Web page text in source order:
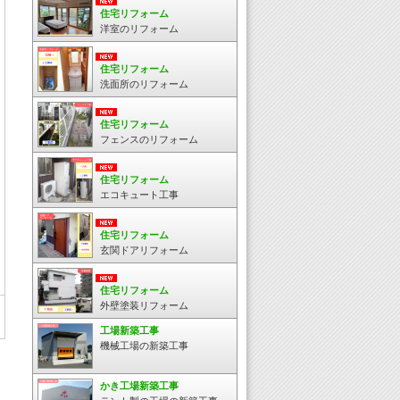
住宅リフォーム
洋室のリフォーム
住宅リフォーム
洗面所のリフォーム
住宅リフォーム
フェンスのリフォーム
住宅リフォーム
エコキュート工事
住宅リフォーム
玄関ドアリフォーム
住宅リフォーム
外壁塗装リフォーム
工場新築工事
機械工場の新築工事
かき工場新築工事